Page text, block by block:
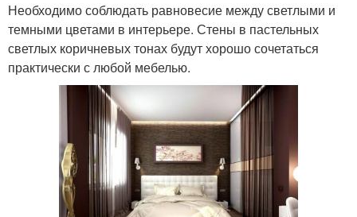
Необходимо соблюдать равновесие между светлыми и
темными цветами в интерьере. Стены в пастельных
светлых коричневых тонах будут хорошо сочетаться
практически с любой мебелью.